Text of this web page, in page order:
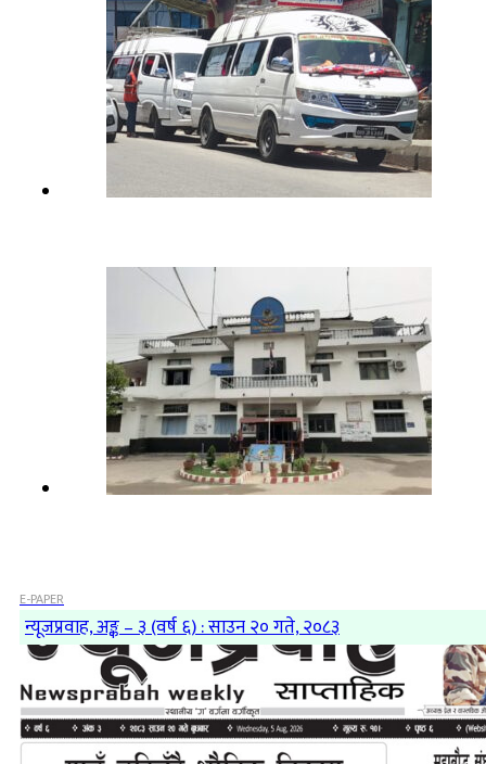
E-PAPER
न्यूजप्रवाह, अङ्क – ३ (वर्ष ६) : साउन २० गते, २०८३